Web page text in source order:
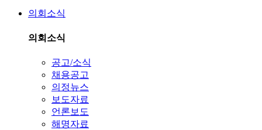
의회소식
의회소식
공고/소식
채용공고
의정뉴스
보도자료
언론보도
해명자료